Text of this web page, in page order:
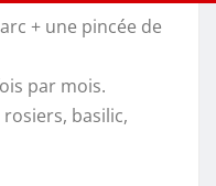
+ une pincée de
par mois.
basilic,